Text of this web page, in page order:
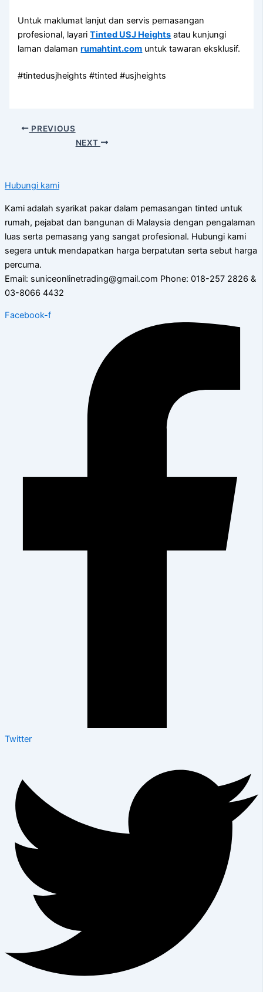
Untuk maklumat lanjut dan servis pemasangan
profesional, layariTinted USJ Heights atau kunjungi
laman dalamanrumahtint.com untuk tawaran eksklusif.
#tintedusjheights #tinted #usjheights
PREVIOUS
NEXT
Hubungi kami
Kami adalah syarikat pakar dalam pemasangan tinted untuk
rumah, pejabat dan bangunan di Malaysia dengan pengalaman
luas serta pemasang yang sangat profesional. Hubungi kami
segera untuk mendapatkan harga berpatutan serta sebut harga
percuma.
Email: suniceonlinetrading@gmail.com Phone: 018-257 2826 &
03-8066 4432
Facebook-f
Twitter